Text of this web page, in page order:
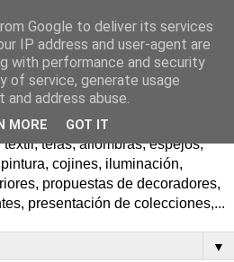
de
preciosos ambientes en tu hogar
telas, alfombras, espejos,
cojines, iluminación,
propuestas de decoradores,
presentación de colecciones,...
▼
Google to deliver its services
IP address and user-agent are
with performance and security
of service, generate usage
address abuse.
MORE GOT IT